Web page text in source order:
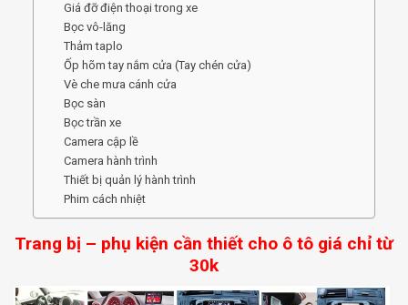
Giá đỡ điện thoại trong xe
Bọc vô-lăng
Thảm taplo
Ốp hõm tay nắm cửa (Tay chén cửa)
Vè che mưa cánh cửa
Bọc sàn
Bọc trần xe
Camera cập lề
Camera hành trình
Thiết bị quản lý hành trình
Phim cách nhiệt
Trang bị – phụ kiện cần thiết cho ô tô giá chỉ từ
30k